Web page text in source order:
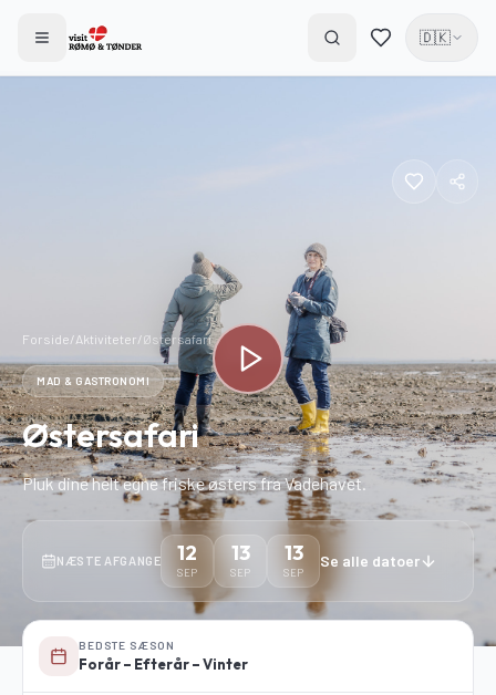
🇩🇰
Forside/Aktiviteter/Østersafari
MAD & GASTRONOMI
Østersafari
Pluk dine helt egne friske østers fra Vadehavet.
NÆSTE AFGANGE 12
SEP
13
SEP
13
SEP
Se alle datoer
BEDSTE SÆSON
Forår – Efterår – Vinter